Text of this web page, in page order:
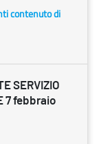
contenuto di
SERVIZIO
7 febbraio